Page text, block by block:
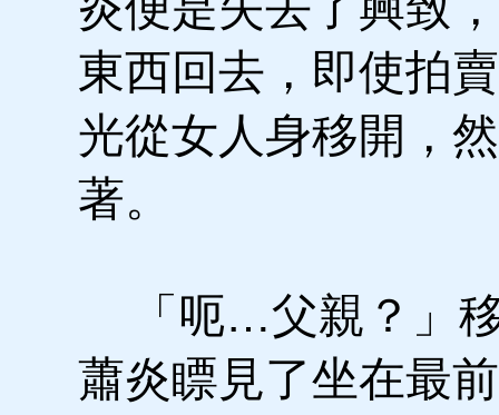
東西回去，即使拍
光從女人身移開，
著。
「呃…父親？」移
蕭炎瞟見了坐在最